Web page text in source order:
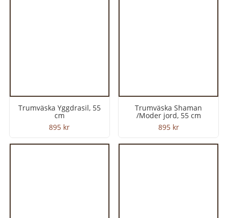
Trumväska Yggdrasil, 55
cm
895 kr
Trumväska Shaman
/Moder jord, 55 cm
895 kr